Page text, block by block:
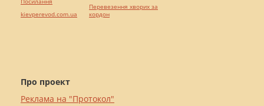
Про проект
Реклама на "Протокол"
kievperevod.com.ua
Перевезення хворих за
кордон